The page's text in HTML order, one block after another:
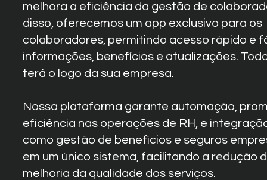
melhora a eficiência da gestão de
disso, oferecemos um app exclusivo para os
colaboradores, permitindo acesso rápido e
informações, benefícios e atualizações.
terá o logo da sua empresa.
Nossa plataforma garante automação,
eficiência nas operações de RH, e
como gestão de benefícios e seguros
em um único sistema, facilitando a redução
melhoria da qualidade dos serviços.